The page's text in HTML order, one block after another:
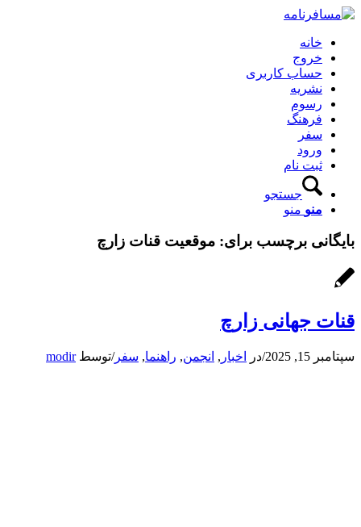
خانه
خروج
حساب کاربری
نشریه
رسوم
فرهنگ
سفر
ورود
ثبت نام
جستجو
منو منو
بایگانی برچسب برای: موقعیت قنات زارچ
قنات جهانی زارچ
سپتامبر 15, 2025 /در اخبار , انجمن, راهنما, سفر/توسطmodir